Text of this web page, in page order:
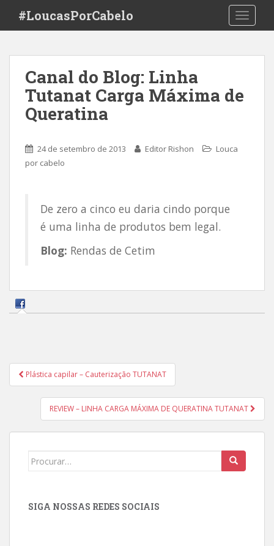
i
#LoucasPorCabelo
Canal do Blog: Linha
Tutanat Carga Máxima de
Queratina
24 de setembro de 2013 Editor Rishon
Louca
por cabelo
De zero a cinco eu daria cindo porque
é uma linha de produtos bem legal.
Blog: Rendas de Cetim
Navegação
de
Plástica capilar – Cauterização TUTANAT
REVIEW – LINHA CARGA MÁXIMA DE QUERATINA TUTANAT
Search
SIGA NOSSAS REDES SOCIAIS